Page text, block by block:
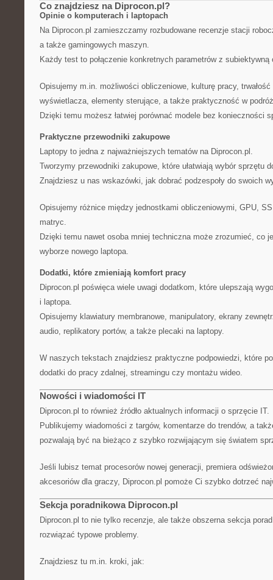
Co znajdziesz na Diprocon.pl?
Opinie o komputerach i laptopach
Na Diprocon.pl zamieszczamy rozbudowane recenzje stacji
a także gamingowych maszyn.
Każdy test to połączenie konkretnych parametrów z subiektywną
Opisujemy m.in. możliwości obliczeniowe, kulturę pracy, trwałość
wyświetlacza, elementy sterujące, a także praktyczność w
Dzięki temu możesz łatwiej porównać modele bez konieczności
Praktyczne przewodniki zakupowe
Laptopy to jedna z najważniejszych tematów na Diprocon.pl.
Tworzymy przewodniki zakupowe, które ułatwiają wybór sprzętu
Znajdziesz u nas wskazówki, jak dobrać podzespoły do swoich
Opisujemy różnice między jednostkami obliczeniowymi, GPU,
matryc.
Dzięki temu nawet osoba mniej techniczna może zrozumieć, co
wyborze nowego laptopa.
Dodatki, które zmieniają komfort pracy
Diprocon.pl poświęca wiele uwagi dodatkom, które ulepszają
i laptopa.
Opisujemy klawiatury membranowe, manipulatory, ekrany
audio, replikatory portów, a także plecaki na laptopy.
W naszych tekstach znajdziesz praktyczne podpowiedzi, które
dodatki do pracy zdalnej, streamingu czy montażu wideo.
Nowości i wiadomości IT
Diprocon.pl to również źródło aktualnych informacji o sprzęcie IT.
Publikujemy wiadomości z targów, komentarze do trendów, a
pozwalają być na bieżąco z szybko rozwijającym się światem
Jeśli lubisz temat procesorów nowej generacji, premiera
akcesoriów dla graczy, Diprocon.pl pomoże Ci szybko dotrzeć
Sekcja poradnikowa Diprocon.pl
Diprocon.pl to nie tylko recenzje, ale także obszerna sekcja
rozwiązać typowe problemy.
Znajdziesz tu m.in. kroki, jak: